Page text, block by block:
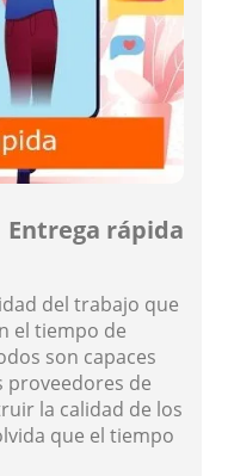
Entrega rápida
del trabajo que
el tiempo de
son capaces
proveedores de
la calidad de los
que el tiempo